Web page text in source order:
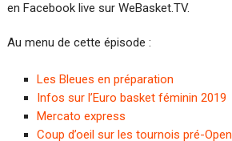
en Facebook live sur WeBasket.TV.
Au menu de cette épisode :
Les Bleues en préparation
Infos sur l’Euro basket féminin 2019
Mercato express
Coup d’oeil sur les tournois pré-Open